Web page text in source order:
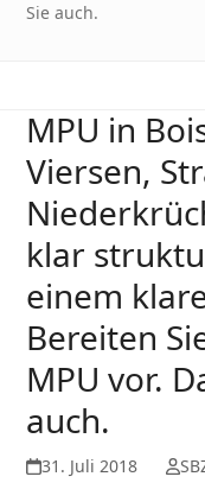
Sie auch.
MPU in
Viersen,
klar
einem
Bereiten
MPU vor.
auch.
31. Juli 2018